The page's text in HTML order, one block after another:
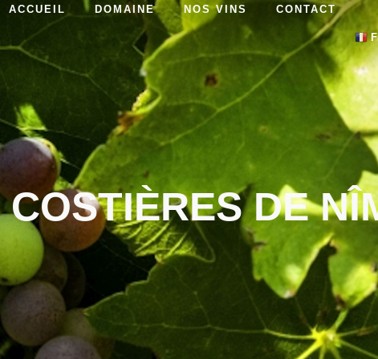
ACCUEIL DOMAINE NOS VINS CONTACT
COSTIÈRES DE